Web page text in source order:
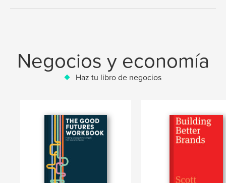
Negocios y economía
Haz tu libro de negocios